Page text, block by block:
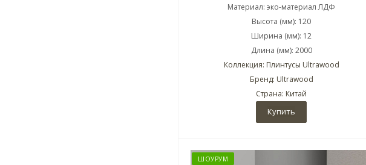
Материал: эко-материал ЛДФ
Высота (мм): 120
Ширина (мм): 12
Длина (мм): 2000
Коллекция: Плинтусы Ultrawood
Бренд: Ultrawood
Страна: Китай
Купить
ШОУРУМ